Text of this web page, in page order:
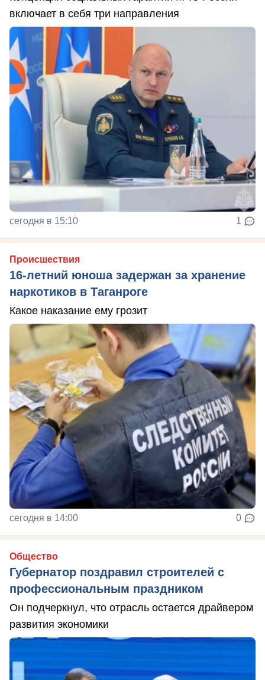
включает в себя три направления
сегодня в 15:10 1
Происшествия
16-летний юноша задержан за хранение
наркотиков в Таганроге
Какое наказание ему грозит
сегодня в 14:00 0
Общество
Губернатор поздравил строителей с
профессиональным праздником
Он подчеркнул, что отрасль остается драйвером
развития экономики